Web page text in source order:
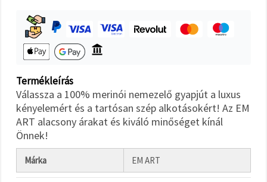
Beállítások
Termékleírás
Válassza a 100% merinói nemezelő gyapjút a luxus
kényelemért és a tartósan szép alkotásokért! Az EM
ART alacsony árakat és kiváló minőséget kínál
Önnek!
Márka EM ART